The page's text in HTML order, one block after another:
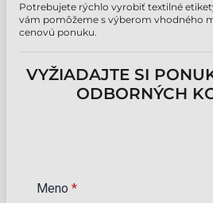
Potrebujete rýchlo vyrobiť textilné
vám pomôžeme s výberom vhodného
cenovú ponuku.
VYŽIADAJTE SI
ODBORNÝCH